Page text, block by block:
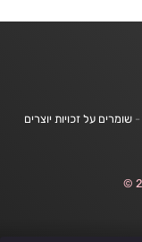
- שומרים על זכויות יוצרים